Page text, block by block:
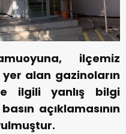
ilçemiz
yer alan gazinoların
ilgili yanlış bilgi
açıklamasının